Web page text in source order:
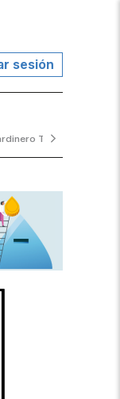
sesión
Tranquilo